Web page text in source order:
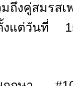
คู่สมรสเพ
ตั้งแต่วันที่